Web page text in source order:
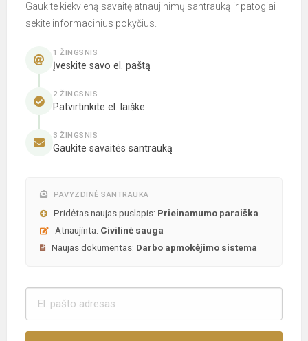
Gaukite kiekvieną savaitę atnaujinimų santrauką ir patogiai
sekite informacinius pokyčius.
1 ŽINGSNIS
Įveskite savo el. paštą
2 ŽINGSNIS
Patvirtinkite el. laiške
3 ŽINGSNIS
Gaukite savaitės santrauką
PAVYZDINĖ SANTRAUKA
Pridėtas naujas puslapis: Prieinamumo paraiška
Atnaujinta: Civilinė sauga
Naujas dokumentas: Darbo apmokėjimo sistema